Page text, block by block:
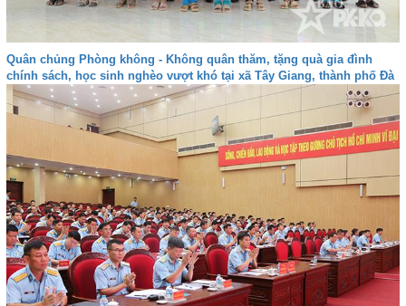
Quân chủng Phòng không - Không quân thăm, tặng quà gia đình
chính sách, học sinh nghèo vượt khó tại xã Tây Giang, thành phố Đà
nẵng